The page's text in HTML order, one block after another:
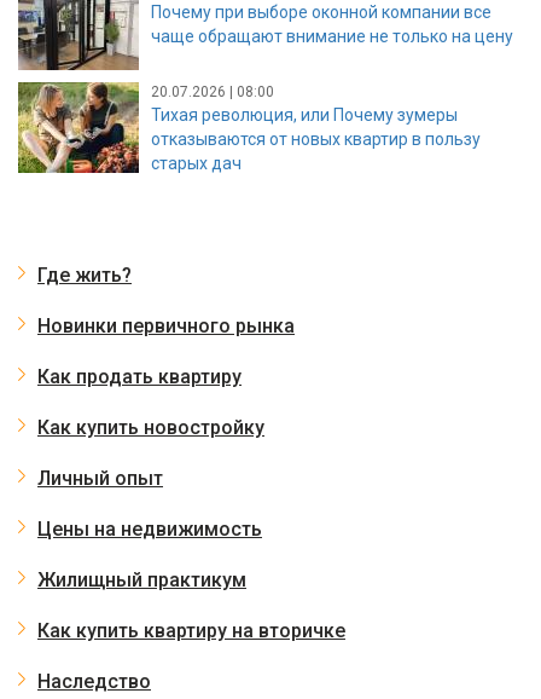
Почему при выборе оконной компании все
чаще обращают внимание не только на цену
20.07.2026 | 08:00
Тихая революция, или Почему зумеры
отказываются от новых квартир в пользу
старых дач
Где жить?
Новинки первичного рынка
Как продать квартиру
Как купить новостройку
Личный опыт
Цены на недвижимость
Жилищный практикум
Как купить квартиру на вторичке
Наследство